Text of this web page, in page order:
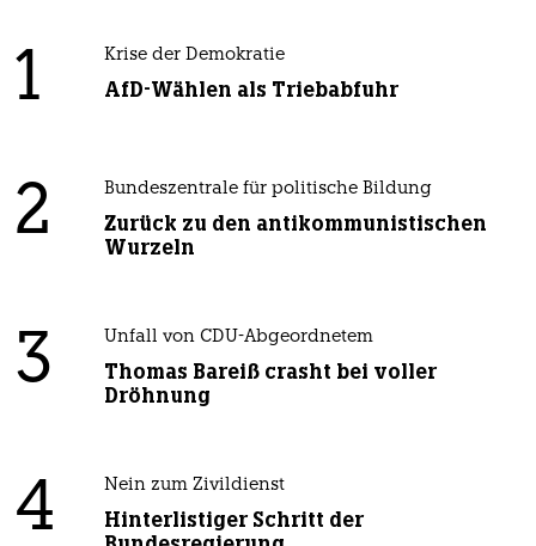
1 Krise der Demokratie
AfD-Wählen als Triebabfuhr
2 Bundeszentrale für politische Bildung
Zurück zu den antikommunistischen
Wurzeln
3 Unfall von CDU-Abgeordnetem
Thomas Bareiß crasht bei voller
Dröhnung
4 Nein zum Zivildienst
Hinterlistiger Schritt der